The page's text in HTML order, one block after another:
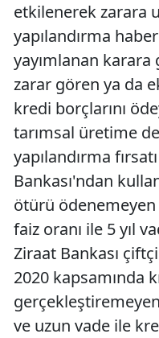
etkilenerek zarara
yapılandırma
yayımlanan
zarar gören ya da
kredi borçlarını
tarımsal üretime
yapılandırma
Bankası'ndan
ötürü
faiz oranı ile 5 yıl
Ziraat Bankası
2020 kapsamında
ve uzun vade ile